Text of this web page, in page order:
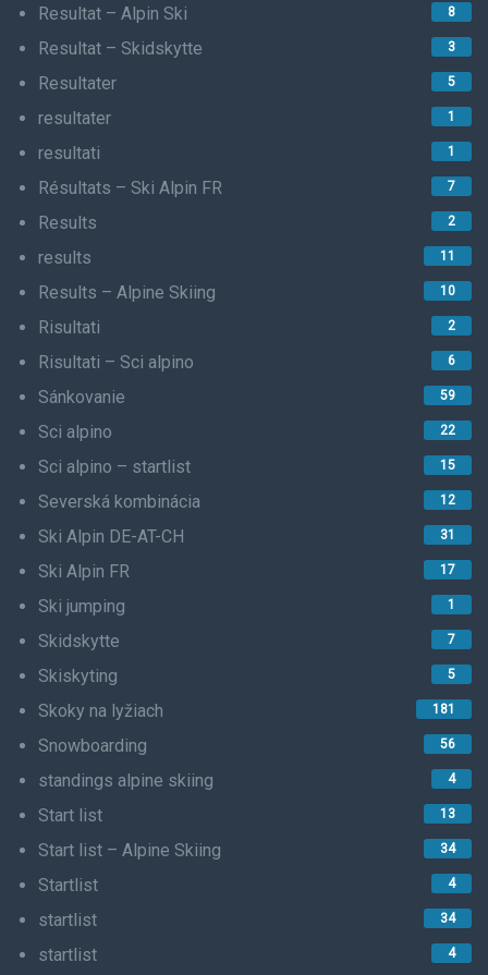
Resultat – Alpin Ski 8
Resultat – Skidskytte 3
Resultater 5
resultater 1
resultati 1
Résultats – Ski Alpin FR 7
Results 2
results 11
Results – Alpine Skiing 10
Risultati 2
Risultati – Sci alpino 6
Sánkovanie 59
Sci alpino 22
Sci alpino – startlist 15
Severská kombinácia 12
Ski Alpin DE-AT-CH 31
Ski Alpin FR 17
Ski jumping 1
Skidskytte 7
Skiskyting 5
Skoky na lyžiach 181
Snowboarding 56
standings alpine skiing 4
Start list 13
Start list – Alpine Skiing 34
Startlist 4
startlist 34
startlist 4